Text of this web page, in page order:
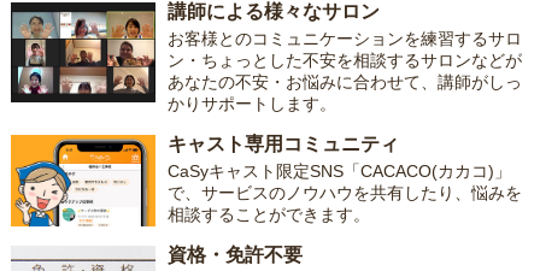
講師による様々なサロン
お客様とのコミュニケーションを練習するサロ
ン・ちょっとした不安を相談するサロンなどが
あなたの不安・お悩みに合わせて、講師がしっ
かりサポートします。
キャスト専用コミュニティ
CaSyキャスト限定SNS「CACACO(カカコ)」
で、サービスのノウハウを共有したり、悩みを
相談することができます。
資格・免許不要